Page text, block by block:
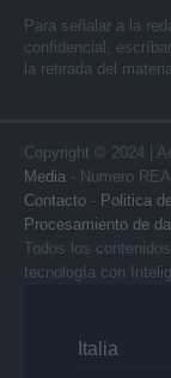
Para señalar a la
confidencial,
la retirada del
Copyright © 2024 |
Media - Numero
Contacto - Politica
Procesamiento de
Todos los
tecnología con
Italia